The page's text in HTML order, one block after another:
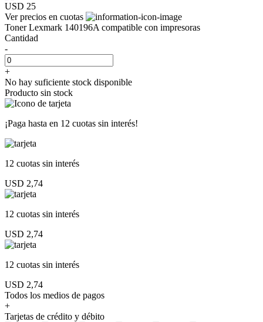
USD 25
Ver precios en cuotas
Toner Lexmark 140196A compatible con impresoras
Cantidad
-
+
No hay suficiente stock disponible
Producto sin stock
¡Paga hasta en 12 cuotas sin interés!
12 cuotas sin interés
USD 2,74
12 cuotas sin interés
USD 2,74
12 cuotas sin interés
USD 2,74
Todos los medios de pagos
+
Tarjetas de crédito y débito